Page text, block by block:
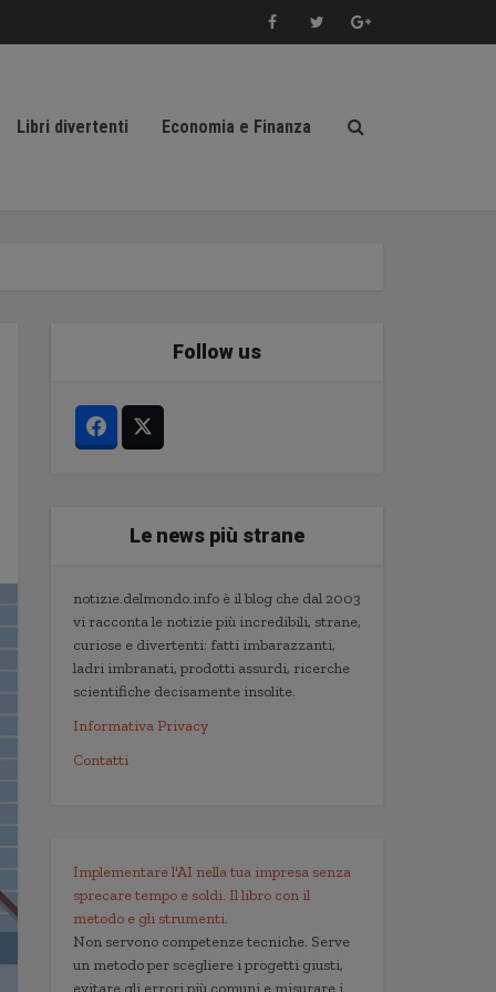
Libri divertenti Economia e Finanza
Follow us
Le news più strane
notizie.delmondo.info è il blog che dal 2003
vi racconta le notizie più incredibili, strane,
curiose e divertenti: fatti imbarazzanti,
ladri imbranati, prodotti assurdi, ricerche
scientifiche decisamente insolite.
Informativa Privacy
Contatti
Implementare l'AI nella tua impresa senza
sprecare tempo e soldi. Il libro con il
metodo e gli strumenti.
Non servono competenze tecniche. Serve
un metodo per scegliere i progetti giusti,
evitare gli errori più comuni e misurare i